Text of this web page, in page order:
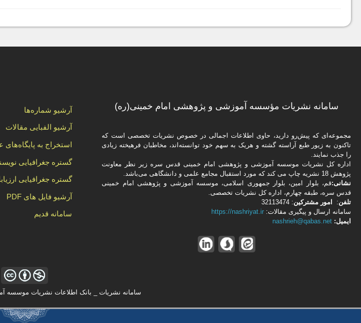
آرشیو شماره‌ها
آرشیو الفبایی مقالات
استخراج به پایگاه‌های
گستره جغرافیایی
گستره جغرافیایی
آرشیو فایل های PDF
سامانه قدیم
سامانه نشریات مؤسسه آموزشی و پژوهشی امام خمینی(ره)
مجموعه‌ای که پیش‌رو دارید،‌ حاوی اطلاعات اجمالی در خصوص نشریات تخصصی است که
تاکنون به زیور طبع آراسته گشته و هریک به سهم خود توانسته‌اند، مخاطبان فرهیخته‌ زیادی
را جذب نمایند.
اداره كل نشریات موسسه آموزشی و پژوهشی امام خمینی قدس سره زیر نظر معاونت
پژوهش 18 نشریه چاپ می کند که مورد استقبال مجامع علمی و دانشگاهی می‌باشد.
نشانی:قم، بلوار امین، بلوار جمهوری اسلامی، موسسه آموزشی و پژوهشی امام خمینی
قدس سره، طبقه چهارم، اداره كل نشریات تخصصی.
تلفن: امور مشتركین: 32113474
سامانه ارسال و پیگیری مقالات:https://nashriyat.ir
ایمیل:nashrieh@qabas.net
سامانه نشریات _ بانک اطلاعات نشریات موسسه